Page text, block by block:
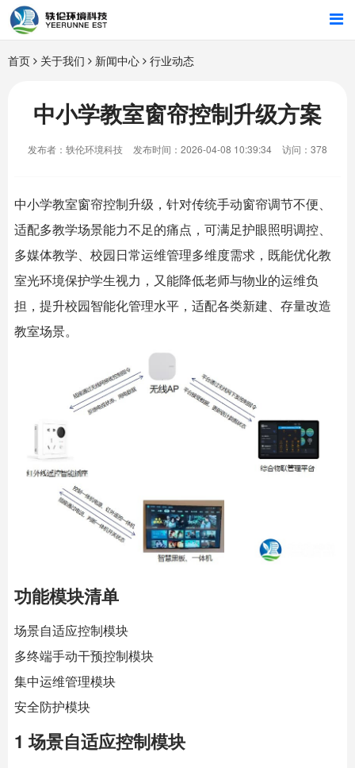
首页
行业解决方案
智能硬件
关于我们
首页 关于我们 新闻中心 行业动态
中小学教室窗帘控制升级方案
发布者：轶伦环境科技 发布时间：2026-04-08 10:39:34 访问：378
中小学教室窗帘控制升级，针对传统手动窗帘调节不便、
适配多教学场景能力不足的痛点，可满足护眼照明调控、
多媒体教学、校园日常运维管理多维度需求，既能优化教
室光环境保护学生视力，又能降低老师与物业的运维负
担，提升校园智能化管理水平，适配各类新建、存量改造
教室场景。
功能模块清单
场景自适应控制模块
多终端手动干预控制模块
集中运维管理模块
安全防护模块
1 场景自适应控制模块